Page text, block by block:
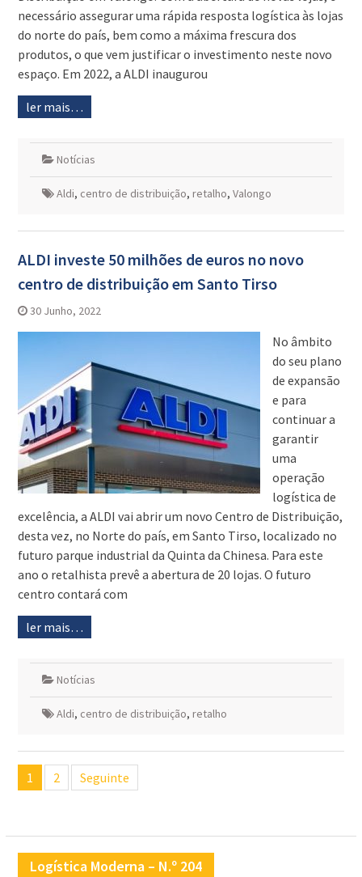
necessário assegurar uma rápida resposta logística às lojas
do norte do país, bem como a máxima frescura dos
produtos, o que vem justificar o investimento neste novo
espaço. Em 2022, a ALDI inaugurou
ler mais…
Notícias
Aldi, centro de distribuição, retalho, Valongo
ALDI investe 50 milhões de euros no novo
centro de distribuição em Santo Tirso
30 Junho, 2022
No âmbito
do seu plano
de expansão
e para
continuar a
garantir
uma
operação
logística de
excelência, a ALDI vai abrir um novo Centro de Distribuição,
desta vez, no Norte do país, em Santo Tirso, localizado no
futuro parque industrial da Quinta da Chinesa. Para este
ano o retalhista prevê a abertura de 20 lojas. O futuro
centro contará com
ler mais…
Notícias
Aldi, centro de distribuição, retalho
Navegação
de
1 2 Seguinte
Logística Moderna – N.º 204